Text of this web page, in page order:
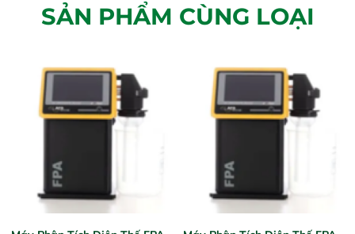
SẢN PHẨM CÙNG LOẠI